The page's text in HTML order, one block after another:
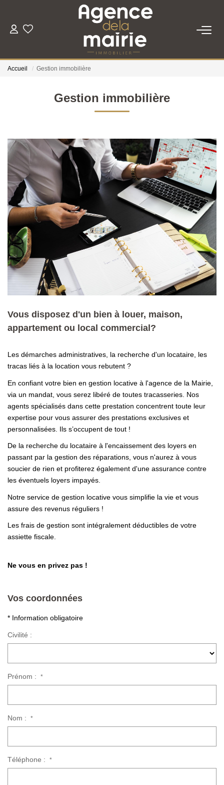
TRANSACTION
ESTIMATION
GESTION
NOTRE AGENCE
Qui Sommes Nous
Nous Rejoindre
CONTACT
Accueil Gestion immobilière
Gestion immobilière
Vous disposez d'un bien à louer, maison,
appartement ou local commercial?
Les démarches administratives, la recherche d'un locataire, les
tracas liés à la location vous rebutent ?
En confiant votre bien en gestion locative à l'agence de la Mairie,
via un mandat, vous serez libéré de toutes tracasseries. Nos
agents spécialisés dans cette prestation concentrent toute leur
expertise pour vous assurer des prestations exclusives et
personnalisées. Ils s’occupent de tout !
De la recherche du locataire à l'encaissement des loyers en
passant par la gestion des réparations, vous n'aurez à vous
soucier de rien et profiterez également d'une assurance contre
les éventuels loyers impayés.
Notre service de gestion locative vous simplifie la vie et vous
assure des revenus réguliers !
Les frais de gestion sont intégralement déductibles de votre
assiette fiscale.
Ne vous en privez pas !
Vos coordonnées
* Information obligatoire
Civilité :
Prénom : *
Nom : *
Téléphone : *